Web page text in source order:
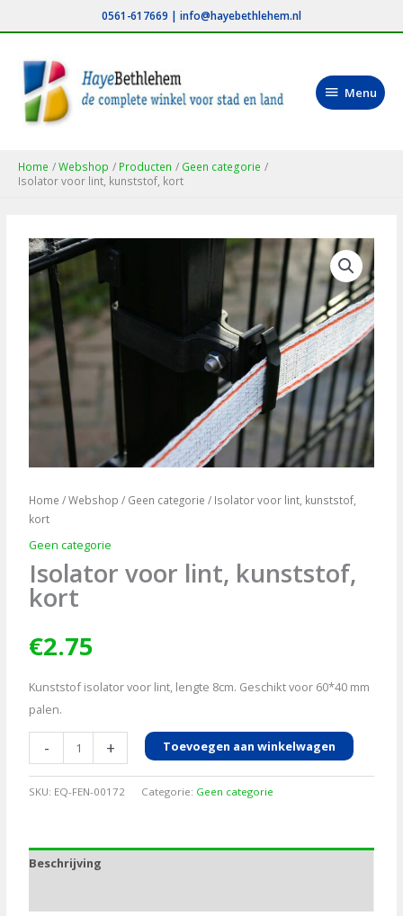
naar
inhoud
0561-617669 | info@hayebethlehem.nl
Menu
Menu
Home Webshop Producten
Geen categorie
Isolator voor lint, kunststof, kort
Home /Webshop / Geen categorie / Isolator voor lint, kunststof,
kort
Geen categorie
Isolator voor lint, kunststof,
kort
€2.75
Kunststof isolator voor lint, lengte 8cm. Geschikt voor 60*40 mm
palen.
-
voor
aantal
+ Toevoegen aan winkelwagen
SKU: EQ-FEN-00172 Categorie: Geen categorie
Beschrijving